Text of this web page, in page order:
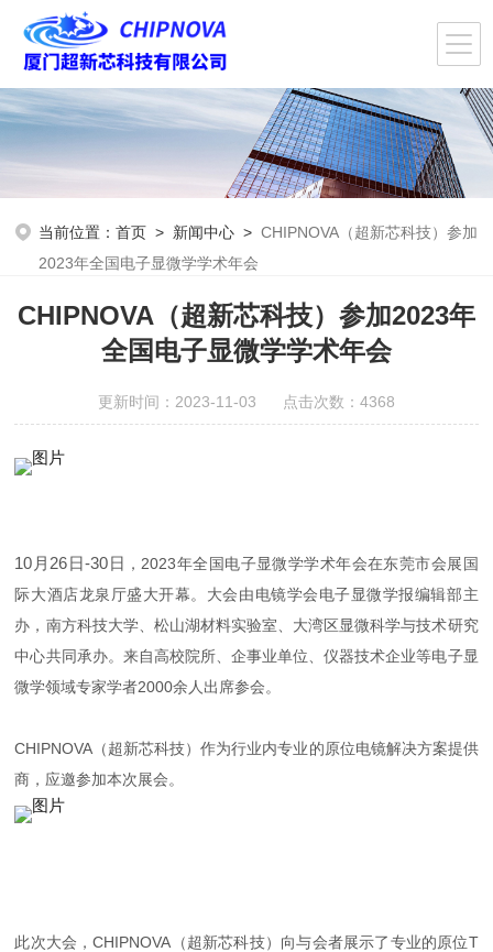
当前位置：首页 > 新闻中心 >CHIPNOVA（超新芯科技）参加
2023年全国电子显微学学术年会
CHIPNOVA（超新芯科技）参加2023年
全国电子显微学学术年会
更新时间：2023-11-03 点击次数：4368
10月26日-30日 ，2023年全国电子显微学学术年会在东莞市会展国
际大酒店龙泉厅盛大开幕。大会由电镜学会电子显微学报编辑部主
办，南方科技大学、松山湖材料实验室、大湾区显微科学与技术研究
中心共同承办。来自高校院所、企事业单位、仪器技术企业等电子显
微学领域专家学者2000余人出席参会。
CHIPNOVA（超新芯科技）作为行业内专业的原位电镜解决方案提供
商，应邀参加本次展会。
此次大会，CHIPNOVA（超新芯科技）向与会者展示了专业的原位T